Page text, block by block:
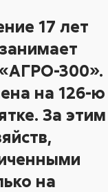
17 лет
300».
на 126-ю
За этим
на